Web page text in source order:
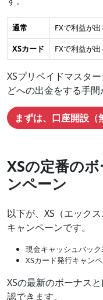
通常
FXで利益が
XSカード
FXで利益が
XSプリペイドマスタ
どへの出金をする手間
まずは、口座開設（
XSの定番の
ンペーン
以下が、XS（エック
キャンペーンです。
現金キャッシュバック
XSカード発行キャン
XSの最新のボーナス
認できます。